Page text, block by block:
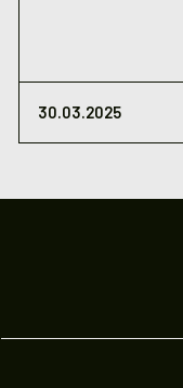
30.03.2025